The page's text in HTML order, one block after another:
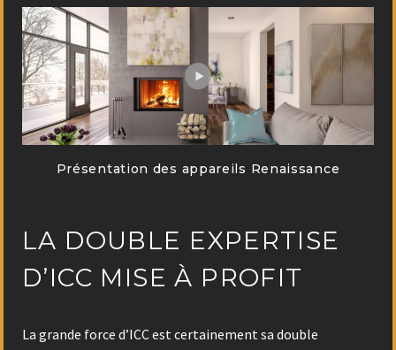
Présentation des appareils Renaissance
LA DOUBLE EXPERTISE
D’ICC MISE À PROFIT
La grande force d’ICC est certainement sa double